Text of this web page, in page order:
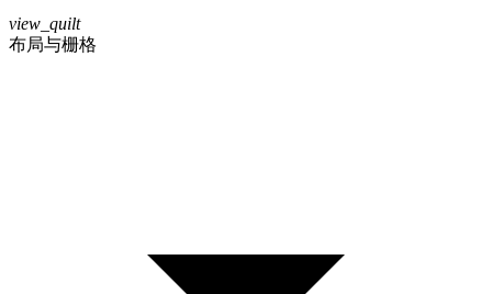
view_quilt
布局与栅格